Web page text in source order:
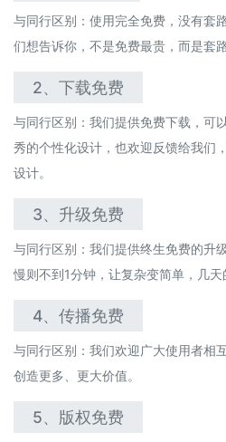
与同行区别：使用完全免费，没有套
们想告诉你，不是免费最贵，而是套
2、下载免费
与同行区别： 我们提供免费下载，可
秀的个性化设计，也欢迎反馈给我们
设计。
3、升级免费
与同行区别：我们提供终生免费的升
慢则不到1分钟，让复杂变简单，几天
4、传播免费
与同行区别：我们欢迎广大使用者相
创造更多、更大价值。
5、版权免费